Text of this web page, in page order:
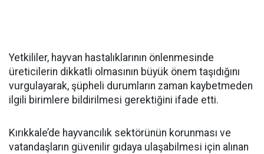
Yetkililer, hayvan hastalıklarının önlenmesinde
üreticilerin dikkatli olmasının büyük önem taşıdığını
vurgulayarak, şüpheli durumların zaman kaybetmeden
ilgili birimlere bildirilmesi gerektiğini ifade etti.
Kırıkkale’de hayvancılık sektörünün korunması ve
vatandaşların güvenilir gıdaya ulaşabilmesi için alınan